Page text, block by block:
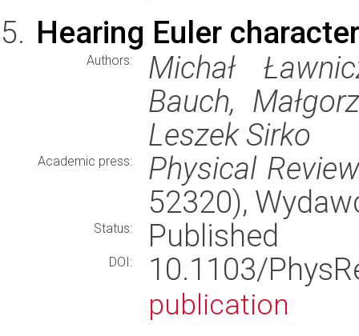
Hearing Euler
Authors:
Michał
Bauch,
Leszek Sirko
Academic press:
Physical
52320),
Status: Published
DOI: 10.1103/
publication